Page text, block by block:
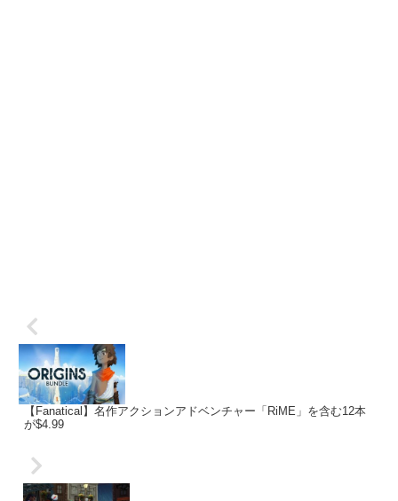
【Fanatical】名作アクションアドベンチャー「RiME」を含む12本
が$4.99